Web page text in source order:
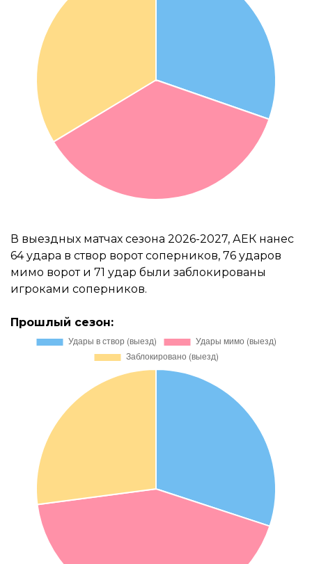
В выездных матчах сезона 2026-2027, АЕК нанес
64 удара в створ ворот соперников, 76 ударов
мимо ворот и 71 удар были заблокированы
игроками соперников.
Прошлый сезон: